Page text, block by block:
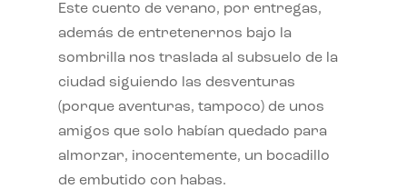
Este cuento de verano, por entregas,
además de entretenernos bajo la
sombrilla nos traslada al subsuelo de la
ciudad siguiendo las desventuras
(porque aventuras, tampoco) de unos
amigos que solo habían quedado para
almorzar, inocentemente, un bocadillo
de embutido con habas.